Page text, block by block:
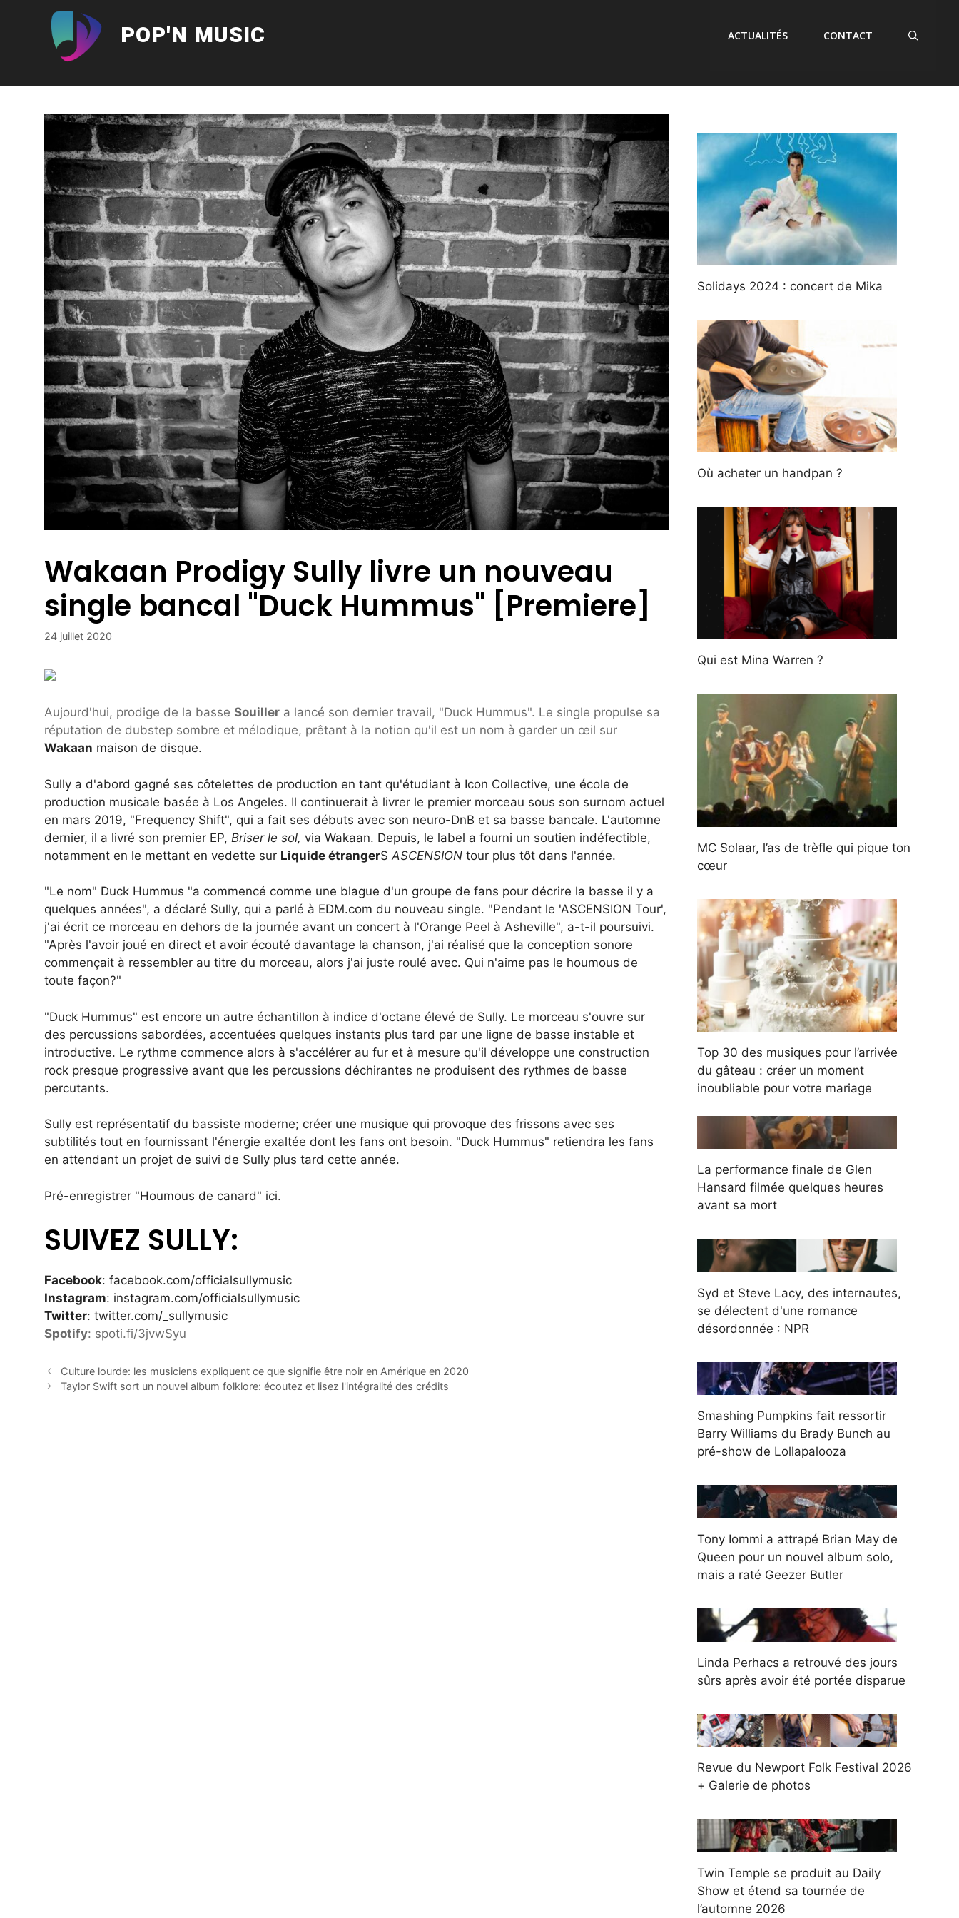
POP'N MUSIC ACTUALITÉS CONTACT
Wakaan Prodigy Sully livre un nouveau
single bancal "Duck Hummus" [Premiere]
24 juillet 2020
Aujourd'hui, prodige de la basse Souiller a lancé son dernier travail, "Duck Hummus". Le single propulse sa
réputation de dubstep sombre et mélodique, prêtant à la notion qu'il est un nom à garder un œil sur
Wakaan maison de disque.
Sully a d'abord gagné ses côtelettes de production en tant qu'étudiant à Icon Collective, une école de
production musicale basée à Los Angeles. Il continuerait à livrer le premier morceau sous son surnom actuel
en mars 2019, "Frequency Shift", qui a fait ses débuts avec son neuro-DnB et sa basse bancale. L'automne
dernier, il a livré son premier EP, Briser le sol, via Wakaan. Depuis, le label a fourni un soutien indéfectible,
notamment en le mettant en vedette sur Liquide étrangerS ASCENSION tour plus tôt dans l'année.
"Le nom" Duck Hummus "a commencé comme une blague d'un groupe de fans pour décrire la basse il y a
quelques années", a déclaré Sully, qui a parlé à EDM.com du nouveau single. "Pendant le 'ASCENSION Tour',
j'ai écrit ce morceau en dehors de la journée avant un concert à l'Orange Peel à Asheville", a-t-il poursuivi.
"Après l'avoir joué en direct et avoir écouté davantage la chanson, j'ai réalisé que la conception sonore
commençait à ressembler au titre du morceau, alors j'ai juste roulé avec. Qui n'aime pas le houmous de
toute façon?"
"Duck Hummus" est encore un autre échantillon à indice d'octane élevé de Sully. Le morceau s'ouvre sur
des percussions sabordées, accentuées quelques instants plus tard par une ligne de basse instable et
introductive. Le rythme commence alors à s'accélérer au fur et à mesure qu'il développe une construction
rock presque progressive avant que les percussions déchirantes ne produisent des rythmes de basse
percutants.
Sully est représentatif du bassiste moderne; créer une musique qui provoque des frissons avec ses
subtilités tout en fournissant l'énergie exaltée dont les fans ont besoin. "Duck Hummus" retiendra les fans
en attendant un projet de suivi de Sully plus tard cette année.
Pré-enregistrer "Houmous de canard" ici.
SUIVEZ SULLY:
Facebook: facebook.com/officialsullymusic
Instagram: instagram.com/officialsullymusic
Twitter: twitter.com/_sullymusic
Spotify: spoti.fi/3jvwSyu
Culture lourde: les musiciens expliquent ce que signifie être noir en Amérique en 2020
Taylor Swift sort un nouvel album folklore: écoutez et lisez l'intégralité des crédits
Solidays 2024 : concert de Mika
Où acheter un handpan ?
Qui est Mina Warren ?
MC Solaar, l’as de trèfle qui pique ton
cœur
Top 30 des musiques pour l’arrivée
du gâteau : créer un moment
inoubliable pour votre mariage
La performance finale de Glen
Hansard filmée quelques heures
avant sa mort
Syd et Steve Lacy, des internautes,
se délectent d'une romance
désordonnée : NPR
Smashing Pumpkins fait ressortir
Barry Williams du Brady Bunch au
pré-show de Lollapalooza
Tony Iommi a attrapé Brian May de
Queen pour un nouvel album solo,
mais a raté Geezer Butler
Linda Perhacs a retrouvé des jours
sûrs après avoir été portée disparue
Revue du Newport Folk Festival 2026
+ Galerie de photos
Twin Temple se produit au Daily
Show et étend sa tournée de
l’automne 2026